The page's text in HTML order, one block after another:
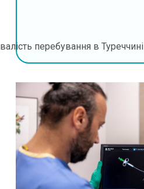
перебування в Туреччині